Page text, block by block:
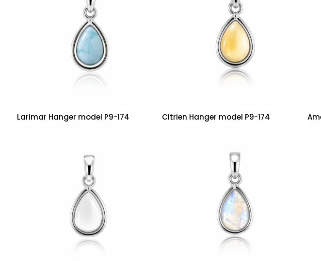
Larimar Hanger model P9-174 Citrien Hanger model P9-174